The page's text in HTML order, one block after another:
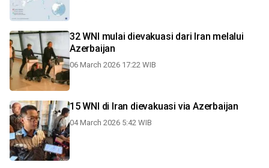
32 WNI mulai dievakuasi dari Iran melalui
Azerbaijan
06 March 2026 17:22 WIB
15 WNI di Iran dievakuasi via Azerbaijan
04 March 2026 5:42 WIB